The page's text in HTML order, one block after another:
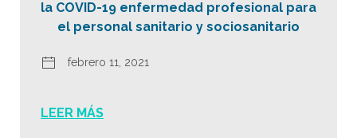
la COVID-19 enfermedad profesional para
el personal sanitario y sociosanitario
febrero 11, 2021
LEER MÁS